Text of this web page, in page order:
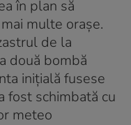
în plan să
mai multe orașe.
de la
două bombă
inițială fusese
fost schimbată cu
meteo